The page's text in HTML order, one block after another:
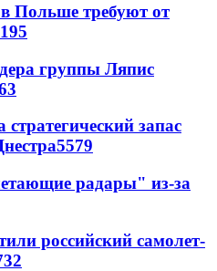
Польше требуют от
группы Ляпис
запас
5579
радары" из-за
российский самолет-